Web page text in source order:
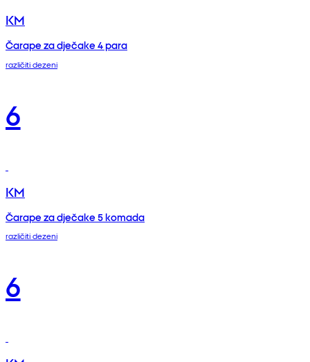
KM
Čarape za dječake 4 para
različiti dezeni
6
KM
Čarape za dječake 5 komada
različiti dezeni
6